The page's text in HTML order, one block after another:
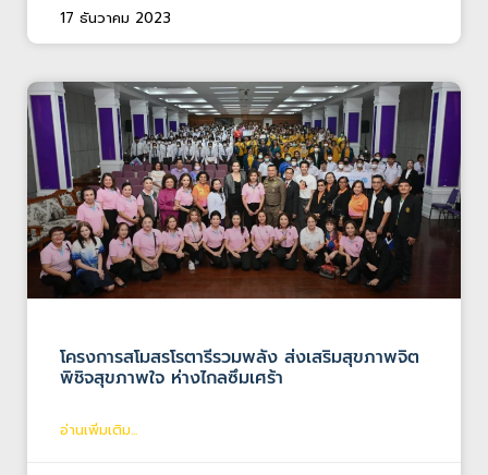
17 ธันวาคม 2023
โครงการสโมสรโรตารีรวมพลัง ส่งเสริมสุขภาพจิต
พิชิจสุขภาพใจ ห่างไกลซึมเศร้า
อ่านเพิ่มเติม...